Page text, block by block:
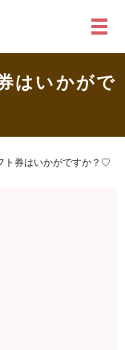
メ
はいかがで
ト券はいかがですか？♡